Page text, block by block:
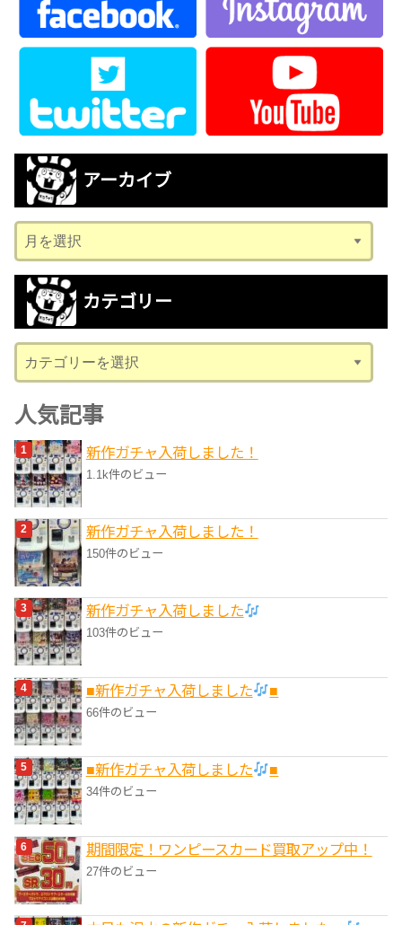
アーカイブ
ー
カ
ブ
カテゴリー
テ
ゴ
リ
ー
人気記事
新作ガチャ入荷しました！
1.1k件のビュー
新作ガチャ入荷しました！
150件のビュー
新作ガチャ入荷しました
103件のビュー
■新作ガチャ入荷しました ■
66件のビュー
■新作ガチャ入荷しました ■
34件のビュー
期間限定！ワンピースカード買取アップ中！
27件のビュー